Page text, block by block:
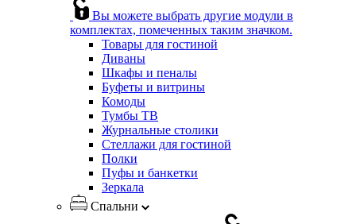
Вы можете выбрать другие модули в
комплектах, помеченных таким значком.
Товары для гостиной
Диваны
Шкафы и пеналы
Буфеты и витрины
Комоды
Тумбы ТВ
Журнальные столики
Стеллажи для гостиной
Полки
Пуфы и банкетки
Зеркала
Спальни